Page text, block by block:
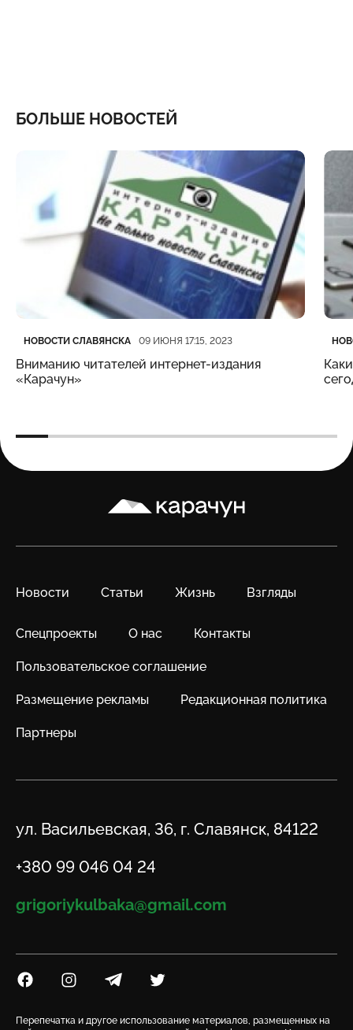
БОЛЬШЕ НОВОСТЕЙ
Категория
НОВОСТИ СЛАВЯНСКА
Дата публикации 09 ИЮНЯ 17:15, 2023
Вниманию читателей интернет-издания
«Карачун»
Карачун
Новости Статьи Жизнь Взгляды
Спецпроекты О нас Контакты
Пользовательское соглашение
Размещение рекламы Редакционная политика
Партнеры
Адрес
ул. Васильевская, 36, г. Славянск, 84122
Телефон
+380 99 046 04 24
Email
grigoriykulbaka@gmail.com
Посилання на Facebook
Посилання на Instagram
Посилання на Telegram
Посилання на Twitter
Перепечатка и другое использование материалов, размещенных на